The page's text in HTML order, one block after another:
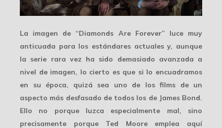
La imagen de “Diamonds Are Forever” luce muy
anticuada para los estándares actuales y, aunque
la serie rara vez ha sido demasiado avanzada a
nivel de imagen, lo cierto es que si lo encuadramos
en su época, quizá sea uno de los films de un
aspecto más desfasado de todos los de James Bond.
Ello no porque luzca especialmente mal, sino
precisamente porque Ted Moore emplea aquí